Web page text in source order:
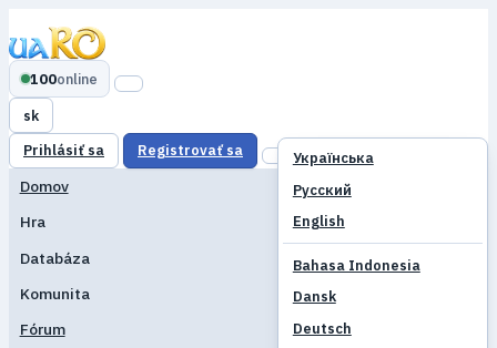
100online
sk
Українська
Русский
English
Bahasa Indonesia
Dansk
Deutsch
Prihlásiť sa Registrovať sa
Domov
Hra
Databáza
Komunita
Fórum